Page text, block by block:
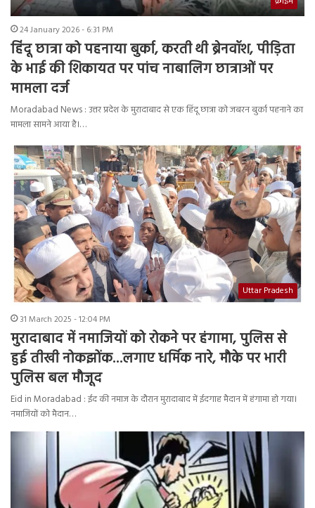
24 January 2026 - 6:31 PM
हिंदू छात्रा को पहनाया बुर्का, करती थी ब्रेनवॉश, पीड़िता
के भाई की शिकायत पर पांच नाबालिग छात्राओं पर
मामला दर्ज
Moradabad News : उत्तर प्रदेश के मुरादाबाद से एक हिंदू छात्रा को जबरन बुर्का पहनाने का
मामला सामने आया है।…
Uttar Pradesh
31 March 2025 - 12:04 PM
मुरादाबाद में नमाजियों को रोकने पर हंगामा, पुलिस से
हुई तीखी नोकझोंक…लगाए धर्मिक नारे, मौके पर भारी
पुलिस बल मौजूद
Eid in Moradabad : ईद की नमाज के दौरान मुरादाबाद में ईदगाह मैदान में हंगामा हो गया।
नमाजियों को मैदान…